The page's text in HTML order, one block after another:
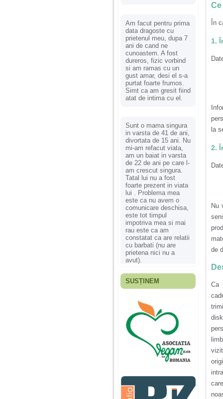
Am facut pentru prima
data dragoste cu
prietenul meu, dupa 7
ani de cand ne
cunoastem. A fost
dureros, fizic vorbind
si am ramas cu un
gust amar, desi el s-a
purtat foarte frumos.
Simt ca am gresit fiind
atat de intima cu el.
Sunt o mama singura
in varsta de 41 de ani,
divortata de 15 ani. Nu
mi-am refacut viata,
am un baiat in varsta
de 22 de ani pe care l-
am crescut singura.
Tatal lui nu a fost
foarte prezent in viata
lui . Problema mea
este ca nu avem o
comunicare deschisa,
este tot timpul
impotriva mea si mai
rau este ca am
constatat ca are relatii
cu barbati (nu are
prietena nici nu a
avut).
Fiica mea s-a nascut
ani, privind in urma
realizez cat de multe
greseli am facut in
educatia si cresterea
ei, am fost o mama
egoista, preocupata
de implinirea
profesionala, cand ea
era mica am neglijat-
agresiva, orice
greseala era taxata cu
o palma sau pedepse.
SUSȚINEM
În
1.
la
2.
Nu
de
Ca